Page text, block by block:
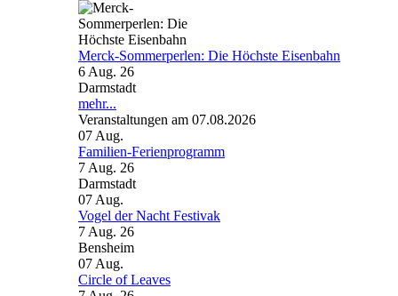
Merck-Sommerperlen: Die Höchste Eisenbahn
6 Aug. 26
Darmstadt
mehr...
Veranstaltungen am 07.08.2026
07 Aug.
Familien-Ferienprogramm
7 Aug. 26
Darmstadt
07 Aug.
Vogel der Nacht Festivak
7 Aug. 26
Bensheim
07 Aug.
Circle of Leaves